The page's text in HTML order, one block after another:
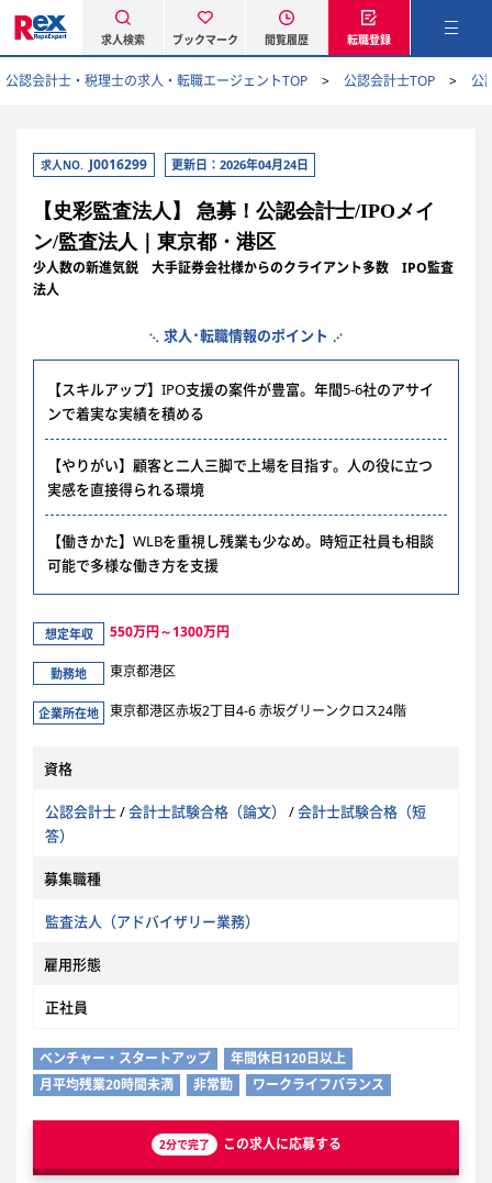
求人検索 ブックマーク 閲覧履歴 転職登録
公認会計士・税理士の求人・転職エージェントTOP 公認会計士TOP 公
求人NO. J0016299 更新日：2026年04月24日
【史彩監査法人】 急募！公認会計士/IPOメイ
ン/監査法人｜東京都・港区
少人数の新進気鋭 大手証券会社様からのクライアント多数 IPO監査
法人
求人･転職情報のポイント
【スキルアップ】IPO支援の案件が豊富。年間5-6社のアサイ
ンで着実な実績を積める
【やりがい】顧客と二人三脚で上場を目指す。人の役に立つ
実感を直接得られる環境
【働きかた】WLBを重視し残業も少なめ。時短正社員も相談
可能で多様な働き方を支援
想定年収 550万円～1300万円
勤務地 東京都港区
企業所在地 東京都港区赤坂2丁目4-6 赤坂グリーンクロス24階
資格
公認会計士/会計士試験合格（論文） /会計士試験合格（短
答）
募集職種
監査法人（アドバイザリー業務）
雇用形態
正社員
ベンチャー・スタートアップ
年間休日120日以上
月平均残業20時間未満
非常勤 ワークライフバランス
2分で完了 この求人に応募する